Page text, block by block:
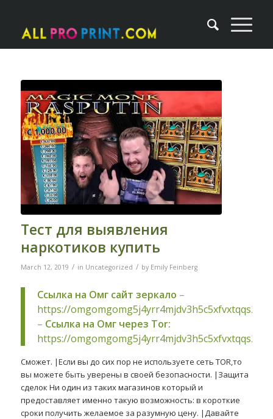
Тест для выявления
наркотиков купить
March 12, 2019 / in Uncategorized / by Emily Feinberg
Ссылка на Омг сайт зеркало –
https://
– Ссылка на Омг через Tor:
https://
Сможет. |Если вы до сих пор не используете сеть TOR,то
вы можете быть уверены в своей безопасности. |Защита
сделок Ни один из таких магазинов который и
предоставляет именно такую возможность: в короткие
сроки получить желаемое за разумную цену. |Давайте